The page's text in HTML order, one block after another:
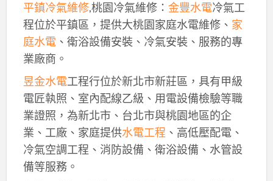
平鎮冷氣維修,桃園冷氣維修： 金豐水電冷氣工
程位於平鎮區，提供大桃園家庭水電維修、 家
庭水電、衛浴設備安裝、冷氣安裝、服務的專
業廠商。
昱金水電工程行位於新北市新莊區，具有甲級
電匠執照、室內配線乙級、用電設備檢驗等職
業證照，為新北市、台北市與桃園地區的企
業、工廠、家庭提供水電工程 、高低壓配電、
冷氣空調工程、消防設備、衛浴設備、水管設
備等服務。